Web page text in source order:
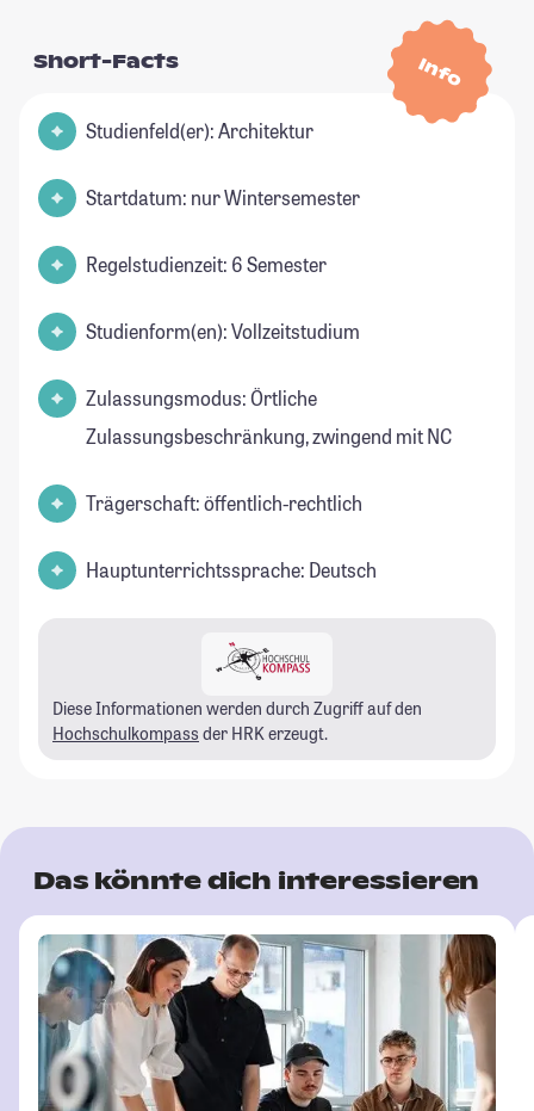
Info
Short-Facts
Studienfeld(er): Architektur
Startdatum: nur Wintersemester
Regelstudienzeit: 6 Semester
Studienform(en): Vollzeitstudium
Zulassungsmodus: Örtliche
Zulassungsbeschränkung, zwingend mit NC
Trägerschaft: öffentlich-rechtlich
Hauptunterrichtssprache: Deutsch
Diese Informationen werden durch Zugriff auf den
Hochschulkompass der HRK erzeugt.
Das könnte dich interessieren